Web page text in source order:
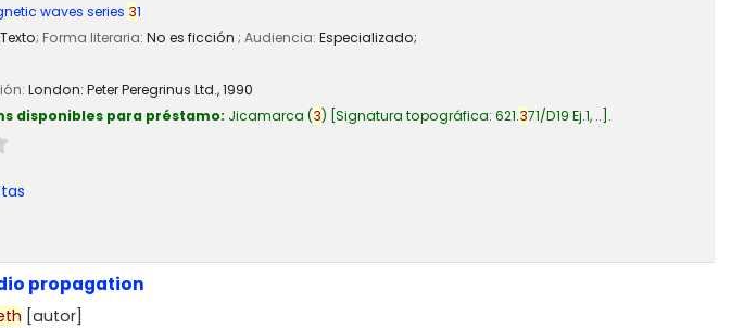
waves series 31
Texto; Forma literaria: No es ficción ; Audiencia: Especializado;
London: Peter Peregrinus Ltd.,1990
disponibles para préstamo: Jicamarca (3) Signatura topográfica: 621.371/D19 Ej.1, .. .
propagation
[autor]